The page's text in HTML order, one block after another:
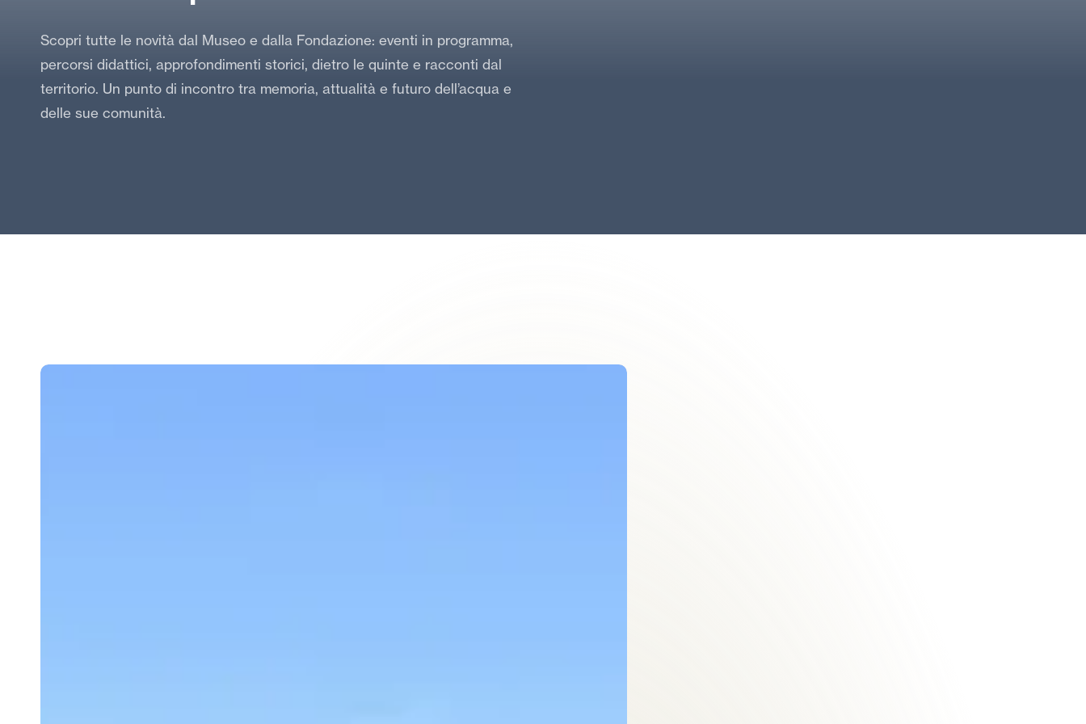
Scopri tutte le novità dal Museo e dalla Fondazione: eventi in programma,
percorsi didattici, approfondimenti storici, dietro le quinte e racconti dal
territorio. Un punto di incontro tra memoria, attualità e futuro dell’acqua e
delle sue comunità.
LA